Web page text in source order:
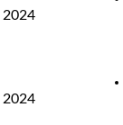
2024
2024